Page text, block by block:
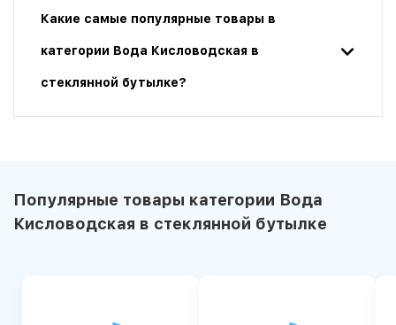
Какие самые популярные товары в
категории Вода Кисловодская в
стеклянной бутылке?
Популярные товары категории Вода
Кисловодская в стеклянной бутылке